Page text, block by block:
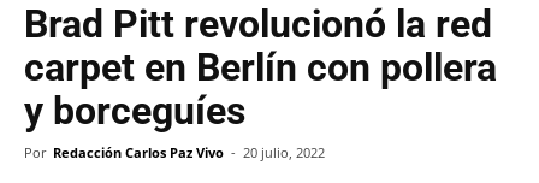
Brad Pitt revolucionó la red
carpet en Berlín con pollera
y borceguíes
Por Redacción Carlos Paz Vivo - 20 julio, 2022